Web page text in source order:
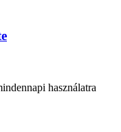
használatra